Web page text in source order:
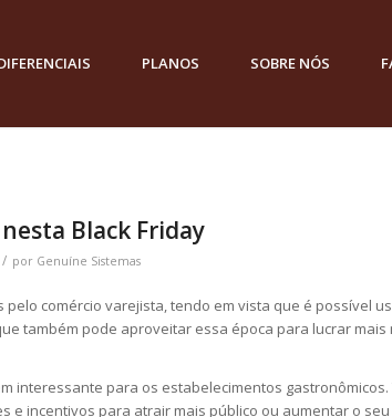
PLANOS SOBRE NÓS
Black Friday
/ por Genuíne Sistemas
comércio varejista, tendo em vista que é possível
também pode aproveitar essa época para lucrar mais
interessante para os estabelecimentos gastronômicos.
e incentivos para atrair mais público ou aumentar o